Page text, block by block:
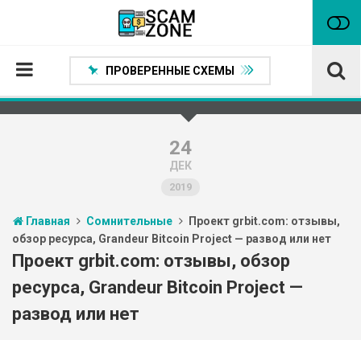
Проверенные способы заработка
Статьи
Партнеры
ПРОВЕРЕННЫЕ СХЕМЫ
24
ДЕК
2019
Главная Сомнительные
Проект grbit.com: отзывы,
обзор ресурса, Grandeur Bitcoin Project — развод или нет
Проект grbit.com: отзывы, обзор
ресурса, Grandeur Bitcoin Project —
развод или нет